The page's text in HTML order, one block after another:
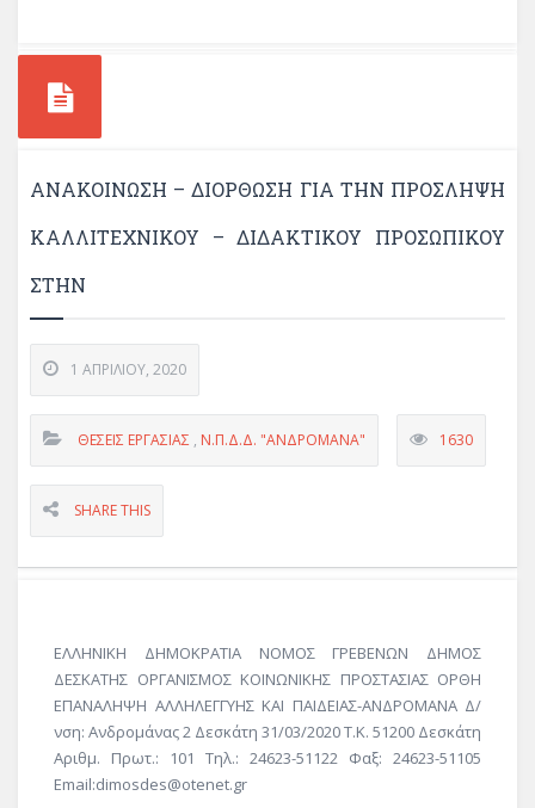
ΑΝΑΚΟΊΝΩΣΗ – ΔΙΌΡΘΩΣΗ ΓΙΑ ΤΗΝ ΠΡΌΣΛΗΨΗ
ΚΑΛΛΙΤΕΧΝΙΚΟΎ – ΔΙΔΑΚΤΙΚΟΎ ΠΡΟΣΩΠΙΚΟΎ
ΣΤΗΝ
1 ΑΠΡΙΛΊΟΥ, 2020
ΘΈΣΕΙΣ ΕΡΓΑΣΊΑΣ , Ν.Π.Δ.Δ. "ΑΝΔΡΟΜΑΝΑ" 1630
SHARE THIS
ΕΛΛΗΝΙΚΗ ΔΗΜΟΚΡΑΤΙΑ ΝΟΜΟΣ ΓΡΕΒΕΝΩΝ ΔΗΜΟΣ
ΔΕΣΚΑΤΗΣ ΟΡΓΑΝΙΣΜΟΣ ΚΟΙΝΩΝΙΚΗΣ ΠΡΟΣΤΑΣΙΑΣ ΟΡΘΗ
ΕΠΑΝΑΛΗΨΗ ΑΛΛΗΛΕΓΓΥΗΣ ΚΑΙ ΠΑΙΔΕΙΑΣ-ΑΝΔΡΟΜΑΝΑ Δ/
νση: Ανδρομάνας 2 Δεσκάτη 31/03/2020 Τ.Κ. 51200 Δεσκάτη
Αριθμ. Πρωτ.: 101 Τηλ.: 24623-51122 Φαξ: 24623-51105
Email:dimosdes@otenet.gr